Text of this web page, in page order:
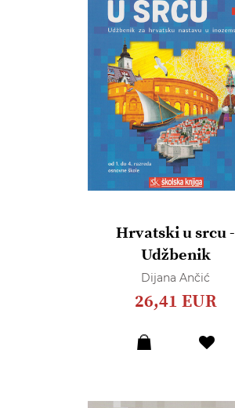
Hrvatski u srcu -
Udžbenik
Dijana Ančić
26,41 EUR